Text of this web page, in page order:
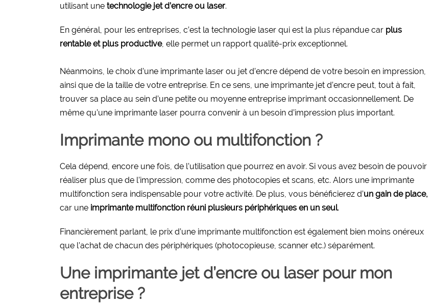
utilisant une technologie jet d’encre ou laser.
En général, pour les entreprises, c’est la technologie laser qui est la plus répandue car plus
rentable et plus productive, elle permet un rapport qualité-prix exceptionnel.
Néanmoins, le choix d’une imprimante laser ou jet d’encre dépend de votre besoin en impression,
ainsi que de la taille de votre entreprise. En ce sens, une imprimante jet d’encre peut, tout à fait,
trouver sa place au sein d’une petite ou moyenne entreprise imprimant occasionnellement. De
même qu’une imprimante laser pourra convenir à un besoin d’impression plus important.
Imprimante mono ou multifonction ?
Cela dépend, encore une fois, de l’utilisation que pourrez en avoir. Si vous avez besoin de pouvoir
réaliser plus que de l’impression, comme des photocopies et scans, etc. Alors une imprimante
multifonction sera indispensable pour votre activité. De plus, vous bénéficierez d’un gain de place,
car une imprimante multifonction réuni plusieurs périphériques en un seul.
Financièrement parlant, le prix d’une imprimante multifonction est également bien moins onéreux
que l’achat de chacun des périphériques (photocopieuse, scanner etc.) séparément.
Une imprimante jet d’encre ou laser pour mon
entreprise ?